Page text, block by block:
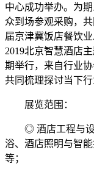
中心成功举办。为
众到场参观采购，
届京津冀饭店餐饮
2019北京智慧酒店
期举行，来自行业
共同梳理探讨当下
展览范围：
◎ 酒店工程与设
浴、酒店照明与智
等；